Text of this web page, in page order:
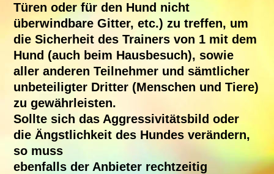
Türen oder für den Hund nicht
überwindbare Gitter, etc.) zu treffen, um
die Sicherheit des Trainers von 1 mit dem
Hund (auch beim Hausbesuch), sowie
aller anderen Teilnehmer und sämtlicher
unbeteiligter Dritter (Menschen und Tiere)
zu gewährleisten.
Sollte sich das Aggressivitätsbild oder
die Ängstlichkeit des Hundes verändern,
so muss
ebenfalls der Anbieter rechtzeitig